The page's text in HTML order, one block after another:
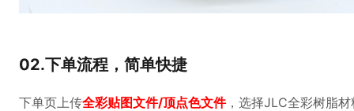
02.下单流程，简单快捷
下单页上传全彩贴图文件/顶点色文件，选择JLC全彩树脂材